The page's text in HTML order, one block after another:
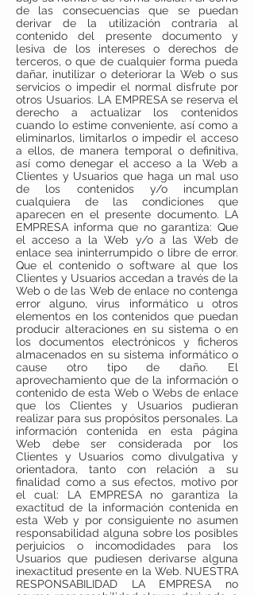
de las consecuencias que se puedan
derivar de la utilización contraria al
contenido del presente documento y
lesiva de los intereses o derechos de
terceros, o que de cualquier forma pueda
dañar, inutilizar o deteriorar la Web o sus
servicios o impedir el normal disfrute por
otros Usuarios. LA EMPRESA se reserva el
derecho a actualizar los contenidos
cuando lo estime conveniente, así como a
eliminarlos, limitarlos o impedir el acceso
a ellos, de manera temporal o definitiva,
así como denegar el acceso a la Web a
Clientes y Usuarios que haga un mal uso
de los contenidos y/o incumplan
cualquiera de las condiciones que
aparecen en el presente documento. LA
EMPRESA informa que no garantiza: Que
el acceso a la Web y/o a las Web de
enlace sea ininterrumpido o libre de error.
Que el contenido o software al que los
Clientes y Usuarios accedan a través de la
Web o de las Web de enlace no contenga
error alguno, virus informático u otros
elementos en los contenidos que puedan
producir alteraciones en su sistema o en
los documentos electrónicos y ficheros
almacenados en su sistema informático o
cause otro tipo de daño. El
aprovechamiento que de la información o
contenido de esta Web o Webs de enlace
que los Clientes y Usuarios pudieran
realizar para sus propósitos personales. La
información contenida en esta página
Web debe ser considerada por los
Clientes y Usuarios como divulgativa y
orientadora, tanto con relación a su
finalidad como a sus efectos, motivo por
el cual: LA EMPRESA no garantiza la
exactitud de la información contenida en
esta Web y por consiguiente no asumen
responsabilidad alguna sobre los posibles
perjuicios o incomodidades para los
Usuarios que pudiesen derivarse alguna
inexactitud presente en la Web. NUESTRA
RESPONSABILIDAD LA EMPRESA no